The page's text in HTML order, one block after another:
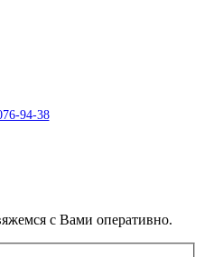
94-38
с Вами оперативно.